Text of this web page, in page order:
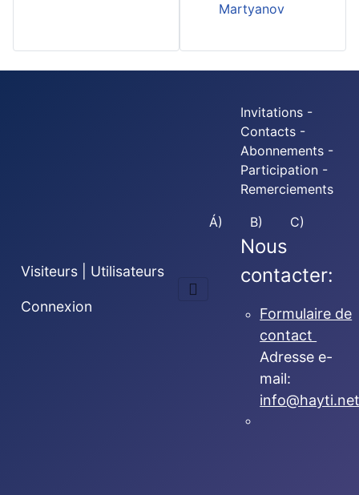
Martyanov
Visiteurs | Utilisateurs
Connexion
Invitations -
Contacts -
Abonnements -
Participation -
Remerciements
Á) B) C)
Nous
contacter:
Formulaire de
contact
Adresse e-
mail: